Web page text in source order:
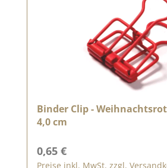
Binder Clip -
4,0 cm
Regulärer Preis:
0,65 €
Preise inkl. MwSt. zzgl.